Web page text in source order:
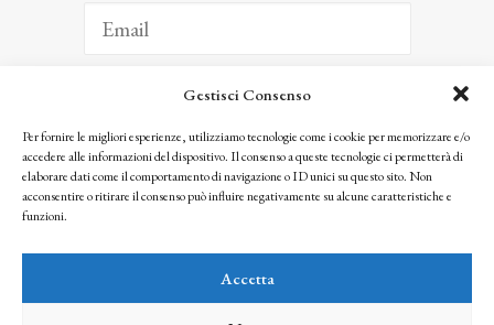
Gestisci Consenso
Per fornire le migliori esperienze, utilizziamo tecnologie come i cookie per memorizzare e/o
accedere alle informazioni del dispositivo. Il consenso a queste tecnologie ci permetterà di
elaborare dati come il comportamento di navigazione o ID unici su questo sito. Non
acconsentire o ritirare il consenso può influire negativamente su alcune caratteristiche e
funzioni.
Accetta
ISCRIVITI
Facendo clic per iscriverti, riconosci che le tue informazioni saranno trattate
seguendo la nostra Privacy Policy
© 2025 Istituto Matteucci. All right reserved
l’autorizzazione scritta dei proprietari dei diritti e dell’Istituto Matteucci